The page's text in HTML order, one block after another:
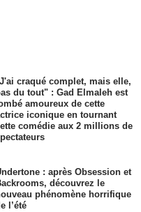
craqué complet, mais elle,
du tout" : Gad Elmaleh est
amoureux de cette
iconique en tournant
comédie aux 2 millions de
: après Obsession et
découvrez le
phénomène horrifique
l’été